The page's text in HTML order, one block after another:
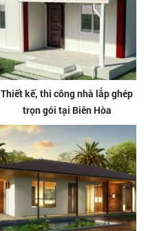
Thiết kế, thi công nhà lắp ghép
trọn gói tại Biên Hòa